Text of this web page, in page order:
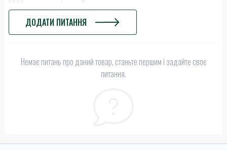
ДОДАТИ ПИТАННЯ
Немає питань про даний товар, станьте першим і задайте своє
питання.